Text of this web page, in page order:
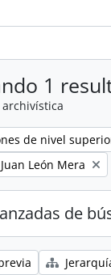
1
de nivel
León Mera
de